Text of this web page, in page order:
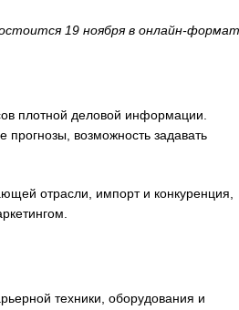
19 ноября в онлайн-
плотной деловой информации.
прогнозы, возможность задавать
отрасли, импорт и конкуренция,
техники, оборудования и